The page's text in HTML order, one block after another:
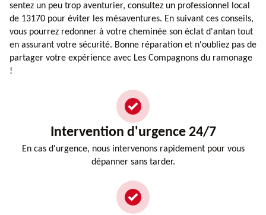
sentez un peu trop aventurier, consultez un professionnel local
de 13170 pour éviter les mésaventures. En suivant ces conseils,
vous pourrez redonner à votre cheminée son éclat d'antan tout
en assurant votre sécurité. Bonne réparation et n'oubliez pas de
partager votre expérience avec Les Compagnons du ramonage
!
Intervention d'urgence 24/7
En cas d'urgence, nous intervenons rapidement pour vous
dépanner sans tarder.